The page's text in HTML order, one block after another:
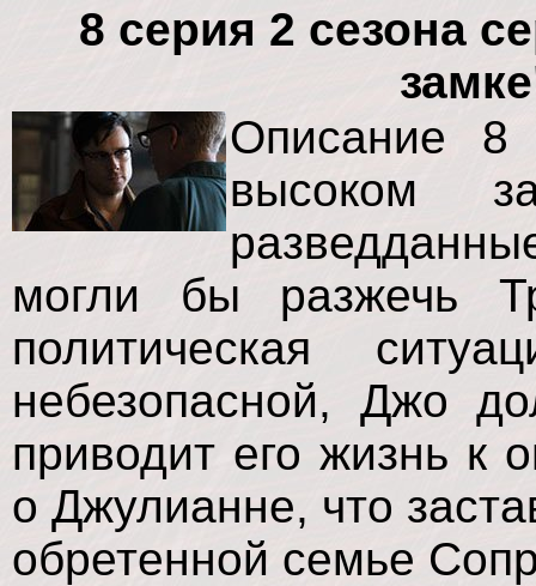
8 серия 2 сезона
Описание 8
высоком
могли бы разжечь
политическая
небезопасной, Джо
приводит его жизнь к
о Джулианне, что
обретенной семье